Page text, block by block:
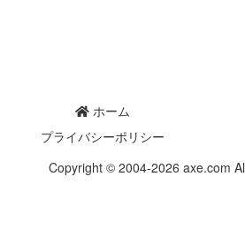
ホーム
プライバシーポリシー
Copyright © 2004-2026 axe.com